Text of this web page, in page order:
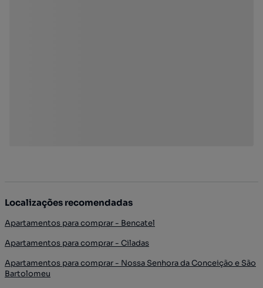
Localizações recomendadas
Apartamentos para comprar - Bencatel
Apartamentos para comprar - Ciladas
Apartamentos para comprar - Nossa Senhora da Conceição e São
Bartolomeu